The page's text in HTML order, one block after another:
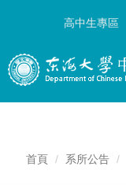
高中生專區
首頁 系所公告